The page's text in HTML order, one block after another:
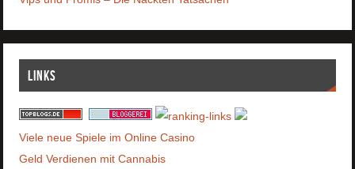
Links
Viele neue Spiele im Online Casino
Geld Verdienen mit Cannabis